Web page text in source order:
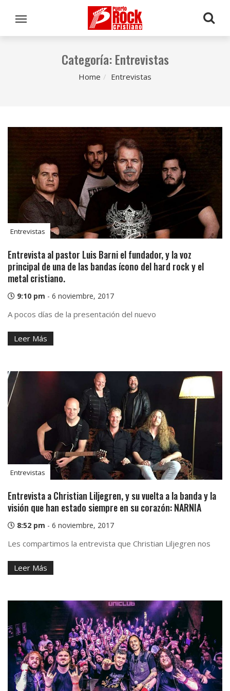
Categoría:Entrevistas
Home Entrevistas
Entrevistas
Entrevista al pastor Luis Barni el fundador, y la voz
principal de una de las bandas ícono del hard rock y el
metal cristiano.
9:10 pm - 6 noviembre, 2017
A pocos días de la presentación del nuevo
Leer Más
Entrevistas
Entrevista a Christian Liljegren, y su vuelta a la banda y la
visión que han estado siempre en su corazón: NARNIA
8:52 pm - 6 noviembre, 2017
Les compartimos la entrevista que Christian Liljegren nos
Leer Más